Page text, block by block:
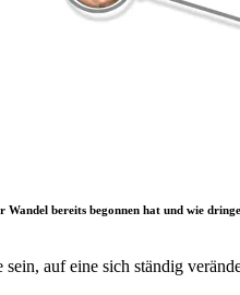
bereits begonnen hat und wie
sein, auf eine sich ständig